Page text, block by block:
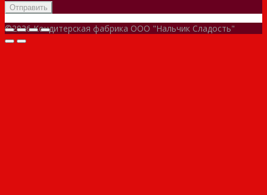
©2026 Кондитерская фабрика ООО "Нальчик Сладость"